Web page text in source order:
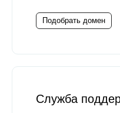
Подобрать домен
Служба